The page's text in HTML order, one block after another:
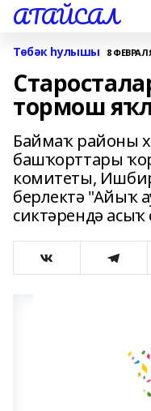
АТАЙСАЛ
Төбәк һулышы 8
тормош
Баймаҡ районы
башҡорттары
комитеты,
берлектә "Айыҡ
сиктәрендә асыҡ